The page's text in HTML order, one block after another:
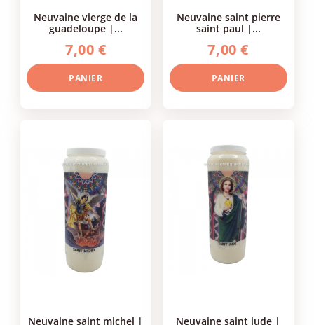
neuvaine vierge de la
guadeloupe |...
7,00 €
PANIER
neuvaine saint pierre
saint paul |...
7,00 €
PANIER
neuvaine saint michel |
neuvaine saint jude |